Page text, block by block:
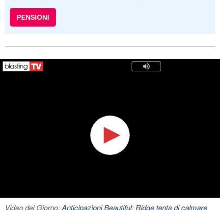
PENSIONI
Video del Giorno:Anticipazioni Beautiful: Ridge tenta di calmare